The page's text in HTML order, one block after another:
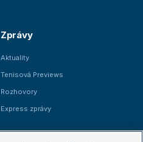
Zprávy
Aktuality
Tenisová Previews
Rozhovory
Express zprávy